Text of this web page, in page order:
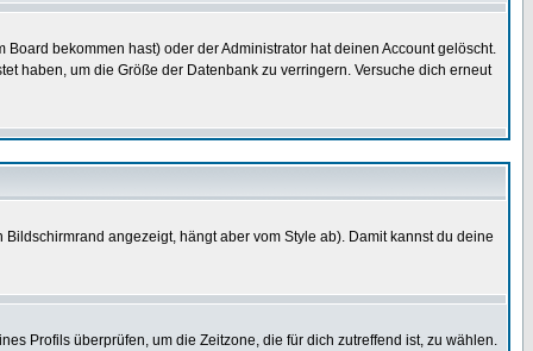
bekommen hast) oder der Administrator hat deinen Account gelöscht.
haben, um die Größe der Datenbank zu verringern. Versuche dich erneut
angezeigt, hängt aber vom Style ab). Damit kannst du deine
Profils überprüfen, um die Zeitzone, die für dich zutreffend ist, zu wählen.